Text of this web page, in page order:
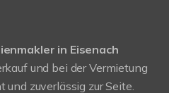
in Eisenach
und bei der Vermietung
zuverlässig zur Seite.